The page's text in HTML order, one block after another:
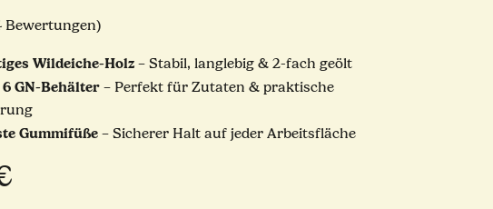
Bewertungen)
Wildeiche-Holz– Stabil, langlebig & 2-fach geölt
GN-Behälter– Perfekt für Zutaten & praktische
Gummifüße– Sicherer Halt auf jeder Arbeitsfläche